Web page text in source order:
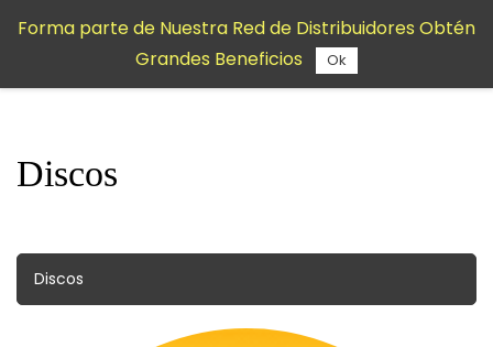
contenido
Discos
Discos
Forma parte de Nuestra Red de Distribuidores Obtén
Grandes Beneficios
Ok